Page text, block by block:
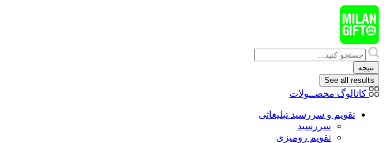
پرش
به
محتوا
Search
...
نتیجه
See all results
کاتالوگ محصــولات
تقویم و سررسید تبلیغاتی
سررسید
تقویم رومیزی